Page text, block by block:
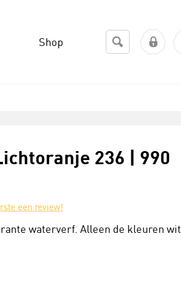
Shop
236 | 990
een review!
waterverf. Alleen de kleuren wit,